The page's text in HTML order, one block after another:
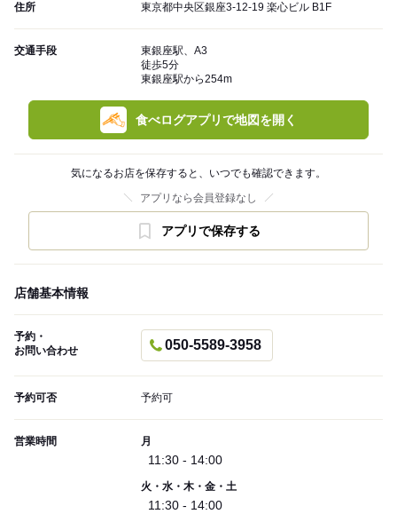
住所 東京都中央区銀座3-12-19 楽心ビル B1F
交通手段
東銀座駅、A3
徒歩5分
東銀座駅から254m
食べログアプリで地図を開く
気になるお店を保存すると、いつでも確認できます。
アプリなら会員登録なし
アプリで保存する
店舗基本情報
予約・
お問い合わせ
050-5589-3958
予約可否 予約可
営業時間 月
11:30 - 14:00
火・水・木・金・土
11:30 - 14:00